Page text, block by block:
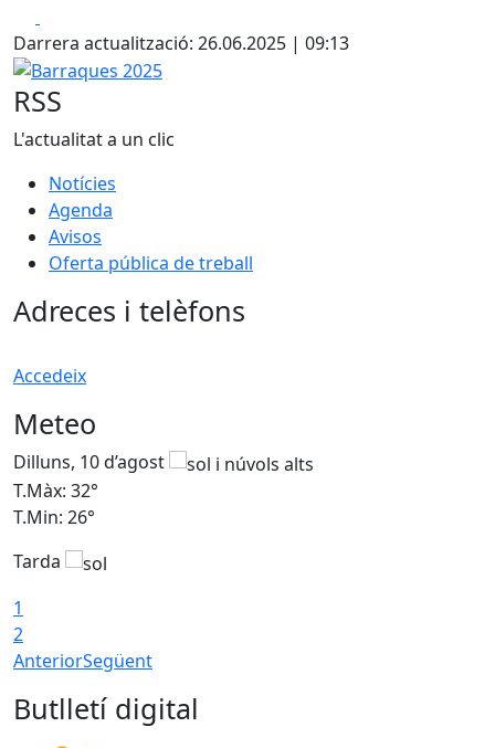
Darrera actualització: 26.06.2025 | 09:13
Barraques 2025
RSS
L'actualitat a un clic
Notícies
Agenda
Avisos
Oferta pública de treball
Adreces i telèfons
Accedeix
Meteo
Dilluns, 10 d’agost
T.Màx: 32°
T.Min: 26°
Tarda
1
2
AnteriorSegüent
Butlletí digital